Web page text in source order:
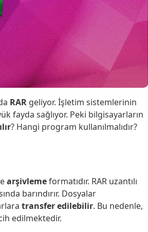
RAR geliyor. İşletim sistemlerinin
fayda sağlıyor. Peki bilgisayarların
? Hangi program kullanılmalıdır?
arşivlemeformatıdır. RAR uzantılı
barındırır. Dosyalar
transfer edilebilir. Bu nedenle,
edilmektedir.